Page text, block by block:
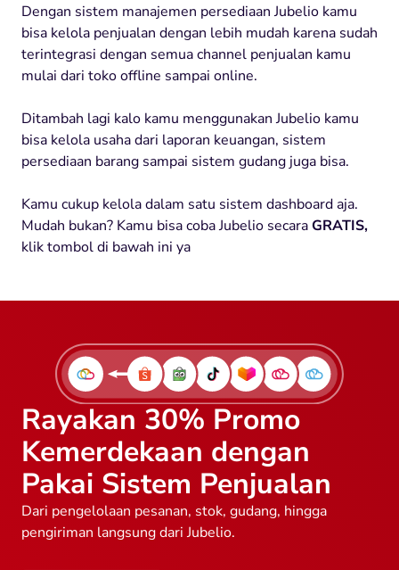
Dengan sistem manajemen persediaan Jubelio kamu
bisa kelola penjualan dengan lebih mudah karena sudah
terintegrasi dengan semua channel penjualan kamu
mulai dari toko offline sampai online.
Ditambah lagi kalo kamu menggunakan Jubelio kamu
bisa kelola usaha dari laporan keuangan, sistem
persediaan barang sampai sistem gudang juga bisa.
Kamu cukup kelola dalam satu sistem dashboard aja.
Mudah bukan? Kamu bisa coba Jubelio secaraGRATIS,
klik tombol di bawah ini ya
Rayakan 30% Promo
Kemerdekaan dengan
Pakai Sistem Penjualan
Dari pengelolaan pesanan, stok, gudang, hingga
pengiriman langsung dari Jubelio.